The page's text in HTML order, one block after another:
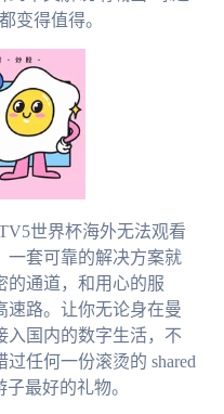
变得值得。
世界杯海外无法观看
一套可靠的解决方案就
的通道，和用心的服
速路。让你无论身在曼
入国内的数字生活，不
任何一份滚烫的 shared
最好的礼物。